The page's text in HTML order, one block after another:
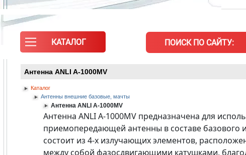
КАТАЛОГ ПОИСК ПО САЙТУ:
Антенна ANLI A-1000MV
Каталог
Антенны внешние базовые, мачты
Антенна ANLI A-1000MV
Антенна ANLI A-1000MV предназначена для
приемопередающей антенны в составе базового
состоит из 4-х излучающих элементов,
между собой фазосдвигающими катушками,